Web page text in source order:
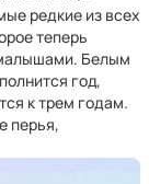
редкие из всех
теперь
Белым
год,
к трем годам.
перья,